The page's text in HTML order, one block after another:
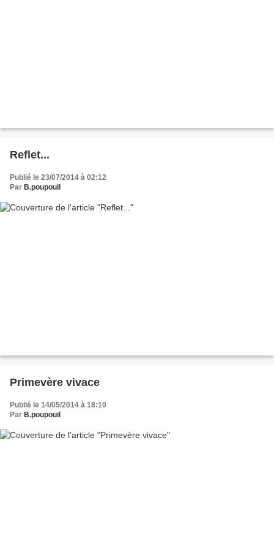
Reflet...
Publié le 23/07/2014 à 02:12
Par B.poupouil
Primevère vivace
Publié le 14/05/2014 à 18:10
Par B.poupouil